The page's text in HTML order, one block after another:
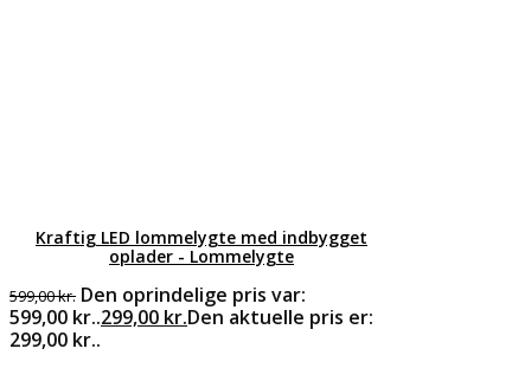
Kraftig LED lommelygte med indbygget
oplader - Lommelygte
599,00kr. Den oprindelige pris var:
599,00 kr..299,00 kr.Den aktuelle pris er:
299,00 kr..